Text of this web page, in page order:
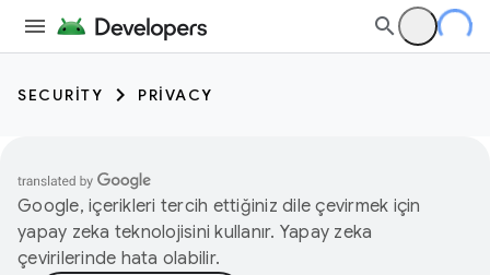
SECURITY PRIVACY
Google, içerikleri tercih ettiğiniz dile çevirmek için
yapay zeka teknolojisini kullanır. Yapay zeka
çevirilerinde hata olabilir.